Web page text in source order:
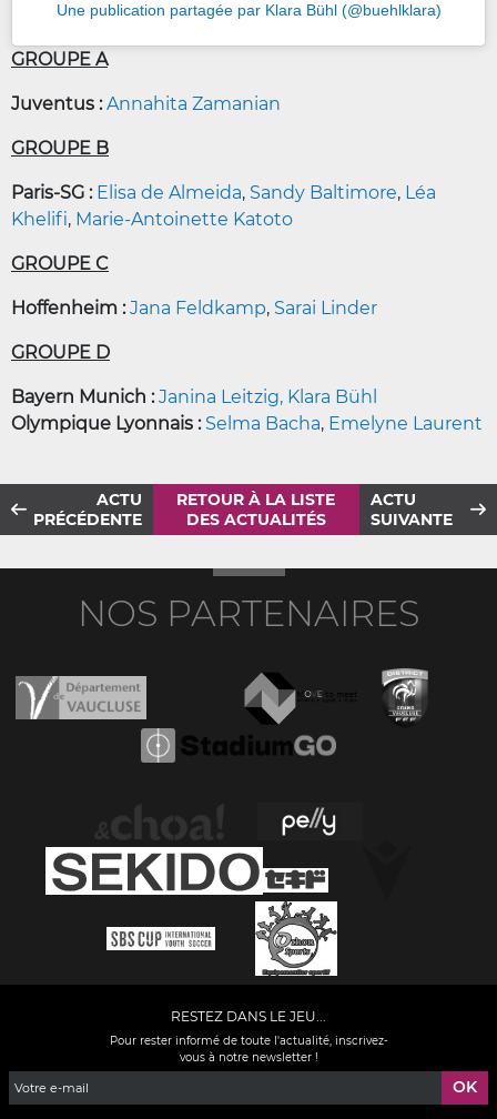
Une publication partagée par Klara Bühl (@buehlklara)
GROUPE A
Juventus : Annahita Zamanian
GROUPE B
Paris-SG : Elisa de Almeida, Sandy Baltimore, Léa
Khelifi, Marie-Antoinette Katoto
GROUPE C
Hoffenheim : Jana Feldkamp, Sarai Linder
GROUPE D
Bayern Munich : Janina Leitzig, Klara Bühl
Olympique Lyonnais : Selma Bacha, Emelyne Laurent
ACTU
PRÉCÉDENTE
RETOUR À LA LISTE
DES ACTUALITÉS
ACTU
SUIVANTE
NOS PARTENAIRES
RESTEZ DANS LE JEU...
Pour rester informé de toute l'actualité, inscrivez-
vous à notre newsletter !